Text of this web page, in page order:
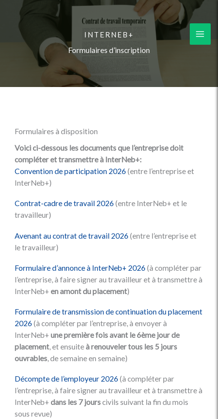
contenu
INTERNEB+
Formulaires d’inscription
Formulaires à disposition
Voici ci-dessous les documents que l’entreprise doit
compléter et transmettre à InterNeb+:
Convention de participation 2026 (entre l’entreprise et
InterNeb+)
Contrat-cadre de travail 2026 (entre InterNeb+ et le
travailleur)
Avenant au contrat de travail 2026 (entre l’entreprise et
le travailleur)
Formulaire d’annonce à InterNeb+ 2026 (à compléter par
l’entreprise, à faire signer au travailleur et à transmettre à
InterNeb+ en amont du placement)
Formulaire de transmission de continuation du placement
2026 (à compléter par l’entreprise, à envoyer à
InterNeb+ une première fois avant le 6ème jour de
placement, et ensuiteà renouveler tous les 5 jours
ouvrables, de semaine en semaine)
Décompte de l’employeur 2026 (à compléter par
l’entreprise, à faire signer au travailleur et à transmettre à
InterNeb+ dans les 7 jourscivils suivant la fin du mois
sous revue)